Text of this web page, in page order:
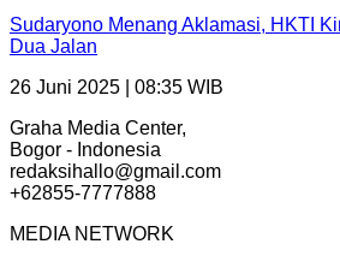
Sudaryono Menang Aklamasi, HKTI
Dua Jalan
26 Juni 2025 | 08:35 WIB
Graha Media Center,
Bogor - Indonesia
redaksihallo@gmail.com
+62855-7777888
MEDIA NETWORK